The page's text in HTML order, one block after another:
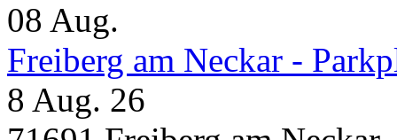
08 Aug.
Freiberg am Neckar -
8 Aug. 26